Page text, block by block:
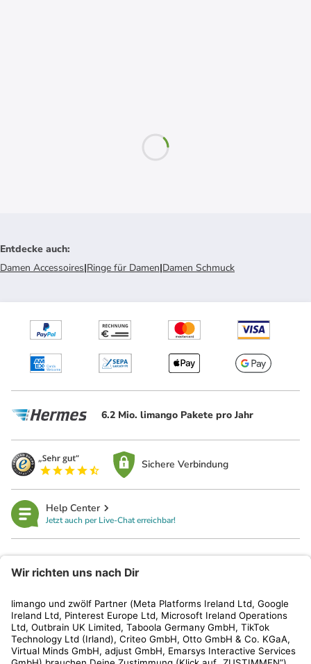
Entdecke auch:
Damen Accessoires|Ringe für Damen|Damen Schmuck
6.2 Mio. limango Pakete pro Jahr
Sichere Verbindung
Help Center
Jetzt auch per Live-Chat erreichbar!
Kundenservice
Shop